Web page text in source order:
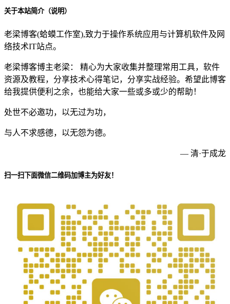
关于本站简介（说明）
老梁博客(蛤蟆工作室),致力于操作系统应用与计算机软件及网
络技术IT站点。
老梁博客博主老梁： 精心为大家收集并整理常用工具，软件
资源及教程，分享技术心得笔记，分享实战经验。希望此博客
给我提供便利之余，也能给大家一些或多或少的帮助！
处世不必邀功，以无过为功，
与人不求感德，以无怨为德。
— 清·于成龙
扫一扫下面微信二维码加博主为好友！